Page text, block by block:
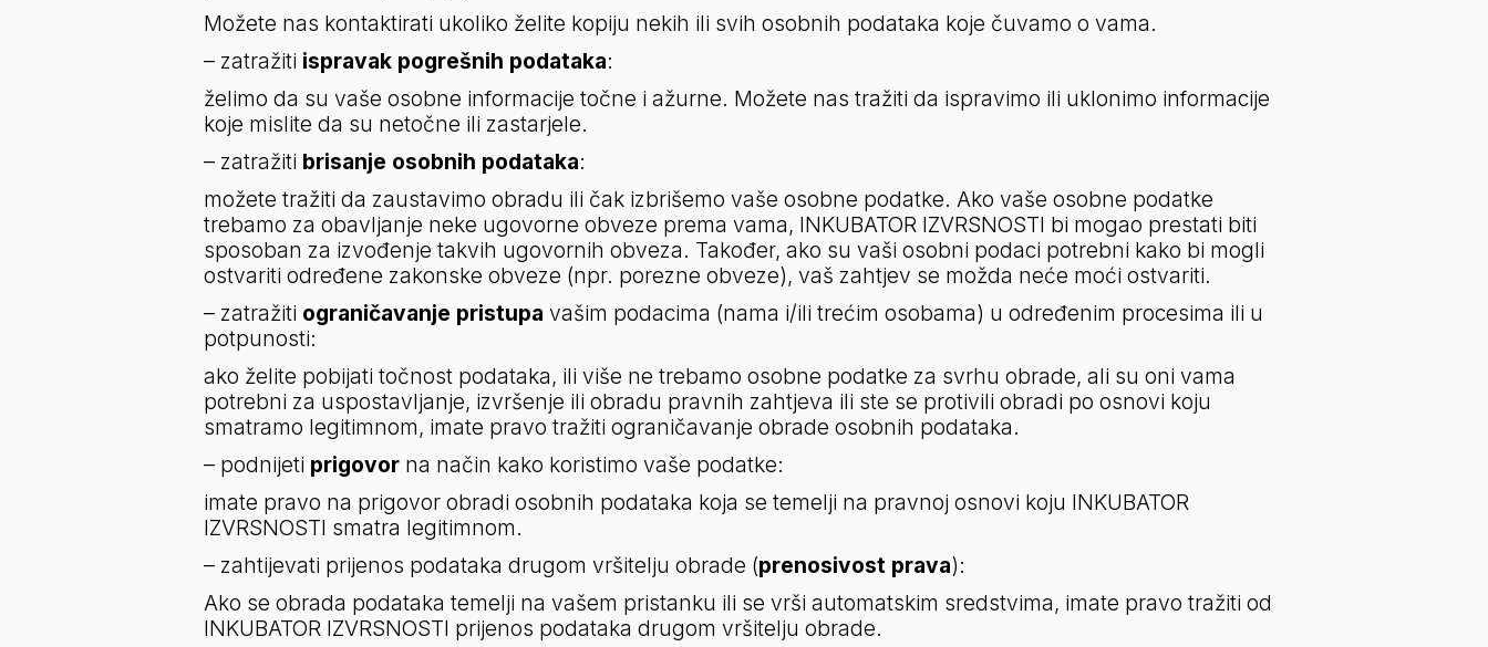
Možete nas kontaktirati ukoliko želite kopiju nekih ili svih osobnih podataka koje čuvamo o vama.
– zatražiti ispravak pogrešnih podataka:
želimo da su vaše osobne informacije točne i ažurne. Možete nas tražiti da ispravimo ili uklonimo informacije
koje mislite da su netočne ili zastarjele.
– zatražiti brisanje osobnih podataka:
možete tražiti da zaustavimo obradu ili čak izbrišemo vaše osobne podatke. Ako vaše osobne podatke
trebamo za obavljanje neke ugovorne obveze prema vama, INKUBATOR IZVRSNOSTI bi mogao prestati biti
sposoban za izvođenje takvih ugovornih obveza. Također, ako su vaši osobni podaci potrebni kako bi mogli
ostvariti određene zakonske obveze (npr. porezne obveze), vaš zahtjev se možda neće moći ostvariti.
– zatražiti ograničavanje pristupa vašim podacima (nama i/ili trećim osobama) u određenim procesima ili u
potpunosti:
ako želite pobijati točnost podataka, ili više ne trebamo osobne podatke za svrhu obrade, ali su oni vama
potrebni za uspostavljanje, izvršenje ili obradu pravnih zahtjeva ili ste se protivili obradi po osnovi koju
smatramo legitimnom, imate pravo tražiti ograničavanje obrade osobnih podataka.
– podnijeti prigovor na način kako koristimo vaše podatke:
imate pravo na prigovor obradi osobnih podataka koja se temelji na pravnoj osnovi koju INKUBATOR
IZVRSNOSTI smatra legitimnom.
– zahtijevati prijenos podataka drugom vršitelju obrade (prenosivost prava):
Ako se obrada podataka temelji na vašem pristanku ili se vrši automatskim sredstvima, imate pravo tražiti od
INKUBATOR IZVRSNOSTI prijenos podataka drugom vršitelju obrade.